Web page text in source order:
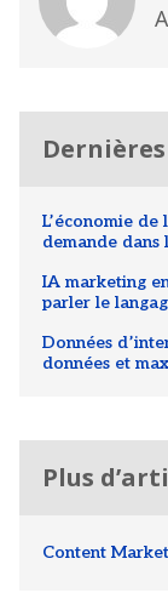
L’économie
demande dans
IA marketing
parler le
Données
données et
Plus
Content